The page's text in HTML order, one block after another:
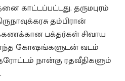
காட்டப்பட்டது. தருமபுரம்
தம்பிரான்
பக்தர்கள் சிவாய
கோஷங்களுடன் வடம்
நான்கு ரதவீதிகளும்